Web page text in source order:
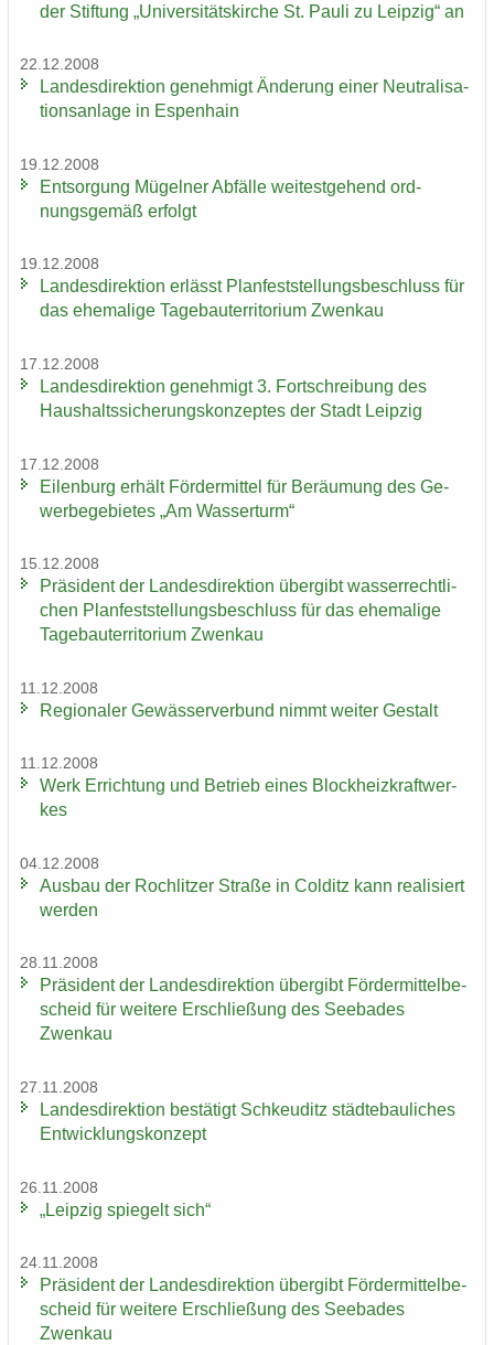
der Stif­tung „Uni­ver­si­täts­kir­che St. Pauli zu Leip­zig“ an
22.12.2008
Lan­des­di­rek­ti­on ge­neh­migt Än­de­rung einer Neu­tra­li­sa­
ti­ons­an­la­ge in Es­pen­hain
19.12.2008
Ent­sor­gung Mü­gel­ner Ab­fäl­le wei­test­ge­hend ord­
nungs­ge­mäß er­folgt
19.12.2008
Lan­des­di­rek­ti­on er­lässt Plan­fest­stel­lungs­be­schluss für
das ehe­ma­li­ge Ta­ge­bau­ter­ri­to­ri­um Zwenkau
17.12.2008
Lan­des­di­rek­ti­on ge­neh­migt 3. Fort­schrei­bung des
Haus­halts­si­che­rungs­kon­zep­tes der Stadt Leip­zig
17.12.2008
Ei­len­burg er­hält För­der­mit­tel für Be­räu­mung des Ge­
wer­be­ge­bie­tes „Am Was­ser­turm“
15.12.2008
Prä­si­dent der Lan­des­di­rek­ti­on über­gibt was­ser­recht­li­
chen Plan­fest­stel­lungs­be­schluss für das ehe­ma­li­ge
Ta­ge­bau­ter­ri­to­ri­um Zwenkau
11.12.2008
Re­gio­na­ler Ge­wäs­ser­ver­bund nimmt wei­ter Ge­stalt
11.12.2008
Werk Er­rich­tung und Be­trieb eines Block­heiz­kraft­wer­
kes
04.12.2008
Aus­bau der Roch­lit­zer Stra­ße in Col­ditz kann rea­li­siert
wer­den
28.11.2008
Prä­si­dent der Lan­des­di­rek­ti­on über­gibt För­der­mit­tel­be­
scheid für wei­te­re Er­schlie­ßung des See­ba­des
Zwenkau
27.11.2008
Lan­des­di­rek­ti­on be­stä­tigt Schkeu­ditz städ­te­bau­li­ches
Ent­wick­lungs­kon­zept
26.11.2008
„Leip­zig spie­gelt sich“
24.11.2008
Prä­si­dent der Lan­des­di­rek­ti­on über­gibt För­der­mit­tel­be­
scheid für wei­te­re Er­schlie­ßung des See­ba­des
Zwenkau